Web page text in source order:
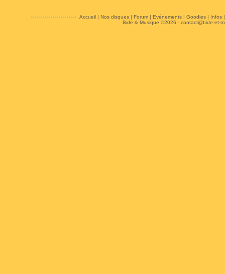
Accueil| Nos disques| Forum| Evénements| Goodies| Infos
Bide & Musique ©2026 - contact@bide-et-